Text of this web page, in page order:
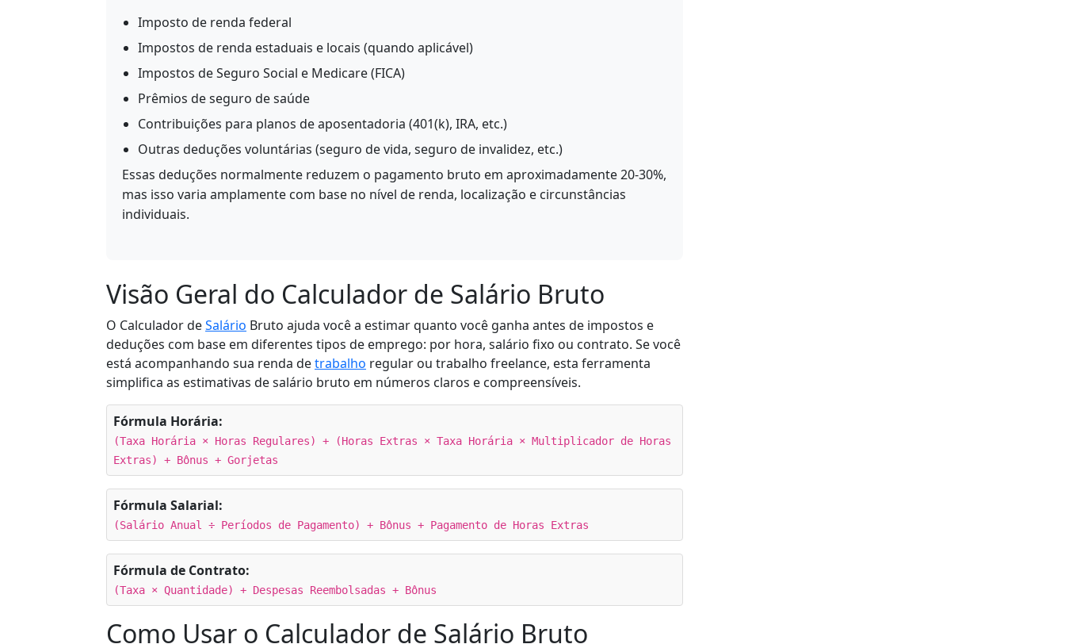
Imposto de renda federal
Impostos de renda estaduais e locais (quando aplicável)
Impostos de Seguro Social e Medicare (FICA)
Prêmios de seguro de saúde
Contribuições para planos de aposentadoria (401(k), IRA, etc.)
Outras deduções voluntárias (seguro de vida, seguro de invalidez, etc.)
Essas deduções normalmente reduzem o pagamento bruto em aproximadamente 20-30%,
mas isso varia amplamente com base no nível de renda, localização e circunstâncias
individuais.
Visão Geral do Calculador de Salário Bruto
O Calculador deSalário Bruto ajuda você a estimar quanto você ganha antes de impostos e
deduções com base em diferentes tipos de emprego: por hora, salário fixo ou contrato. Se você
está acompanhando sua renda detrabalho regular ou trabalho freelance, esta ferramenta
simplifica as estimativas de salário bruto em números claros e compreensíveis.
Fórmula Horária:
(Taxa Horária × Horas Regulares) + (Horas Extras × Taxa Horária × Multiplicador de Horas
Extras) + Bônus + Gorjetas
Fórmula Salarial:
(Salário Anual ÷ Períodos de Pagamento) + Bônus + Pagamento de Horas Extras
Fórmula de Contrato:
(Taxa × Quantidade) + Despesas Reembolsadas + Bônus
Como Usar o Calculador de Salário Bruto